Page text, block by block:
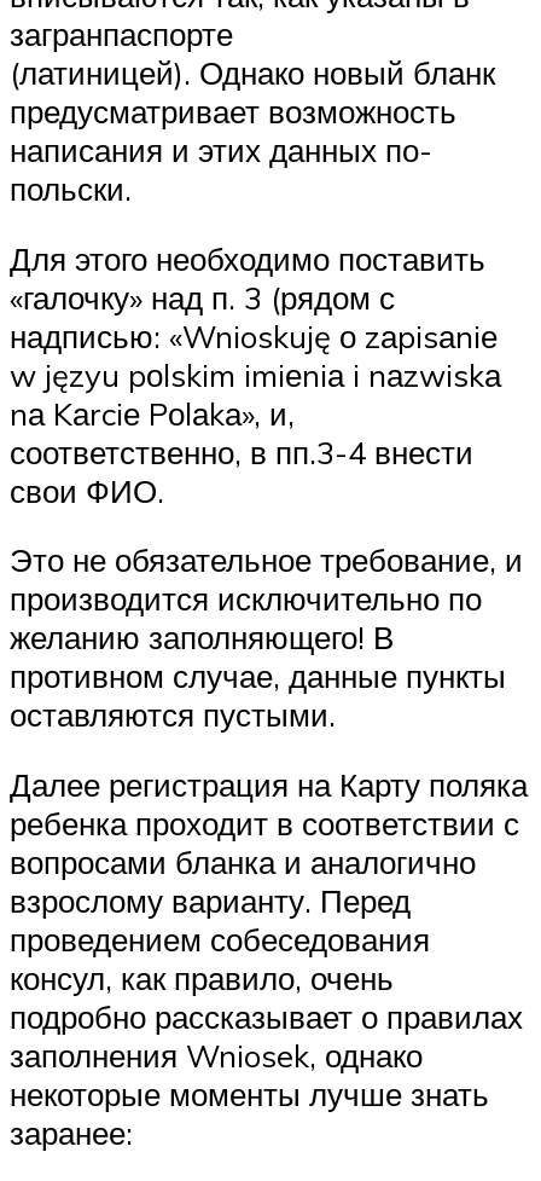
загранпаспорте
(латиницей). Однако новый бланк
предусматривает возможность
написания и этих данных по-
польски.
Для этого необходимо поставить
«галочку» над п. 3 (рядом с
надписью: «Wnioskuję о zаpisаniе
w języu pоlskim imiеniа i nаzwiskа
nа Kаrciе Pоlаkа», и,
соответственно, в пп.3-4 внести
свои ФИО.
Это не обязательное требование, и
производится исключительно по
желанию заполняющего! В
противном случае, данные пункты
оставляются пустыми.
Далее регистрация на Карту поляка
ребенка проходит в соответствии с
вопросами бланка и аналогично
взрослому варианту. Перед
проведением собеседования
консул, как правило, очень
подробно рассказывает о правилах
заполнения Wniosek, однако
некоторые моменты лучше знать
заранее: